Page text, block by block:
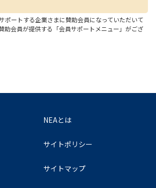
ポートする企業さまに賛助会員になっていただいて
助会員が提供する「会員サポートメニュー」がござ
NEAとは
サイトポリシー
サイトマップ